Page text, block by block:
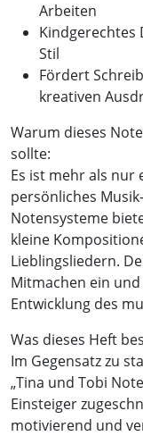
Arbeiten
Kindgerechtes
Stil
Fördert
kreativen
Warum dieses
sollte:
Es ist mehr als nur
persönliches
Notensysteme
kleine
Lieblingsliedern.
Mitmachen ein
Entwicklung des
Was dieses Heft
Im Gegensatz zu
„Tina und Tobi
Einsteiger
motivierend und